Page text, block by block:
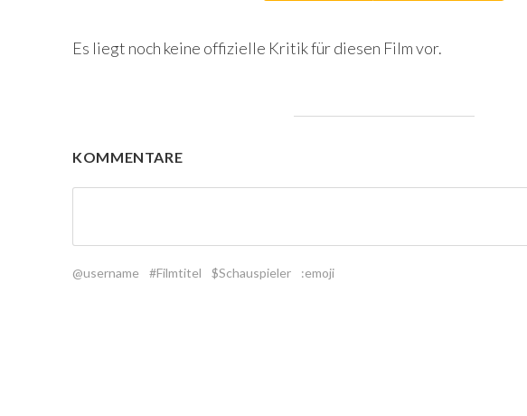
Es liegt noch keine offizielle Kritik für diesen Film vor.
KOMMENTARE
@username #Filmtitel $Schauspieler :emoji